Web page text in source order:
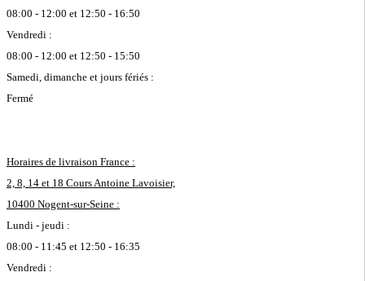
08:00 - 12:00 et 12:50 - 16:50
Vendredi :
08:00 - 12:00 et 12:50 - 15:50
Samedi, dimanche et jours fériés :
Fermé
Horaires de livraison France :
2, 8, 14 et 18 Cours Antoine Lavoisier,
10400 Nogent-sur-Seine :
Lundi - jeudi :
08:00 - 11:45 et 12:50 - 16:35
Vendredi :